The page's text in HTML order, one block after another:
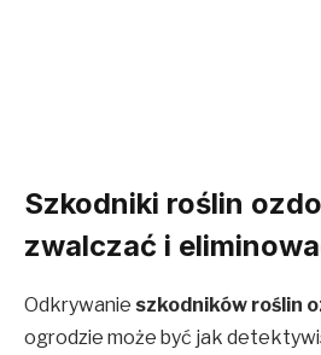
Szkodniki roślin
zwalczać i
Odkrywanie szkodników roślin
ogrodzie może być jak